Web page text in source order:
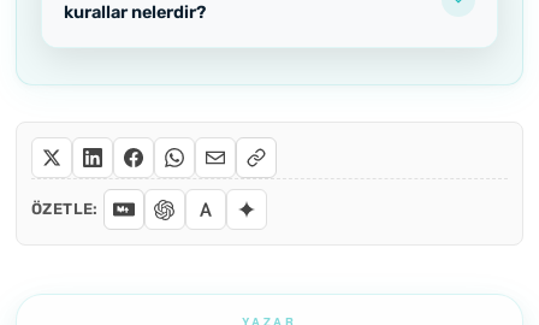
kurallar nelerdir?
ÖZETLE: